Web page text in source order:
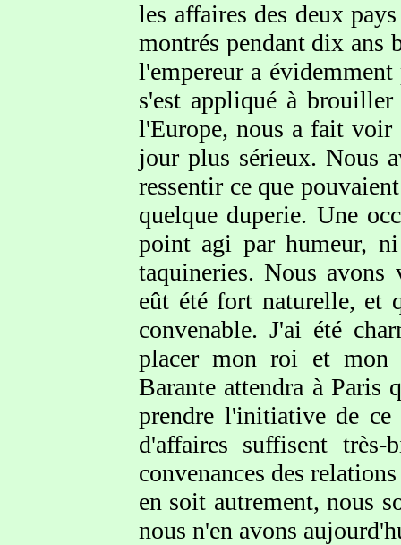
les affaires des deux
montrés pendant dix ans
l'empereur a
s'est appliqué à
l'Europe, nous a fait voir
jour plus sérieux. Nous
ressentir ce que
quelque duperie. Une
point agi par humeur,
taquineries. Nous
eût été fort naturelle, et
convenable. J'ai été
placer mon roi et mon
Barante attendra à Paris
prendre l'initiative de ce
d'affaires suffisent
convenances des
en soit autrement, nous
nous n'en avons